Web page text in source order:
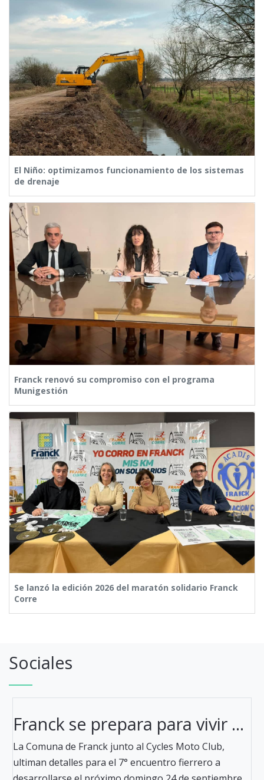
El Niño: optimizamos funcionamiento de los sistemas
de drenaje
Franck renovó su compromiso con el programa
Munigestión
Se lanzó la edición 2026 del maratón solidario Franck
Corre
Sociales
Franck se prepara para vivir ...
La Comuna de Franck junto al Cycles Moto Club,
ultiman detalles para el 7° encuentro fierrero a